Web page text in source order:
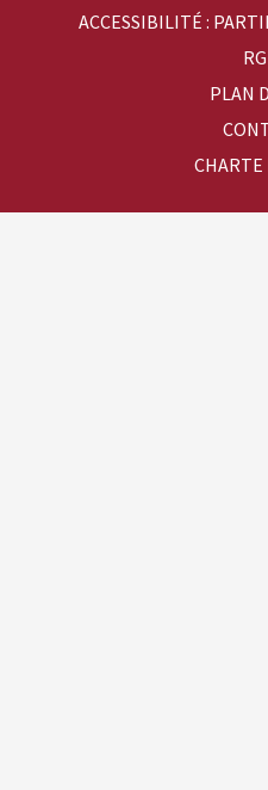
ACCESSIBILITÉ :
PLAN
CHARTE